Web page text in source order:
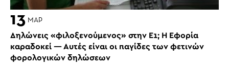
13 ΜΑΡ
Δηλώνεις «φιλοξενούμενος» στην Ε1; Η Εφορία
καραδοκεί — Αυτές είναι οι παγίδες των φετινών
φορολογικών δηλώσεων